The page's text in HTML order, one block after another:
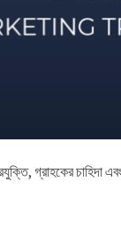
গ্রাহকের চাহিদা